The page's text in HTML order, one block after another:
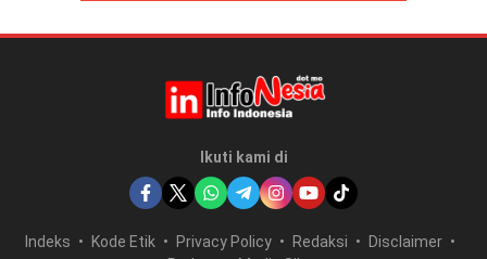
Ikuti kami di
Indeks Kode Etik Privacy Policy Redaksi
Disclaimer